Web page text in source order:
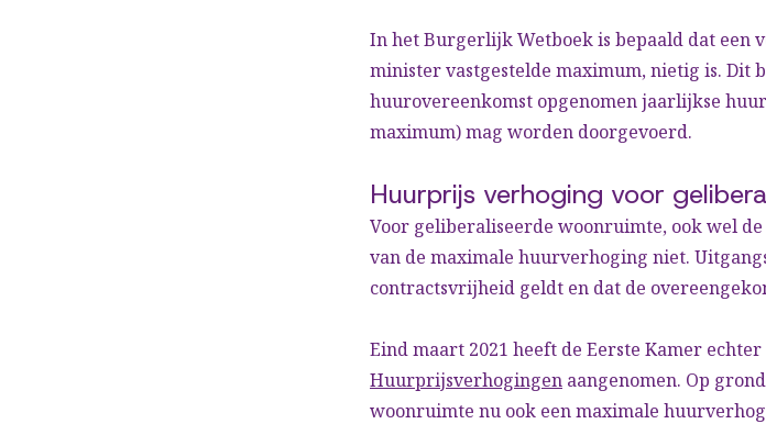
In het Burgerlijk Wetboek is bepaald dat een
minister vastgestelde maximum, nietig is. Dit
huurovereenkomst opgenomen jaarlijkse
maximum) mag worden doorgevoerd.
Huurprijs verhoging voor
Voor geliberaliseerde woonruimte, ook wel de
van de maximale huurverhoging niet.
contractsvrijheid geldt en dat de
Eind maart 2021 heeft de Eerste Kamer echter
Huurprijsverhogingen aangenomen. Op
woonruimte nu ook een maximale